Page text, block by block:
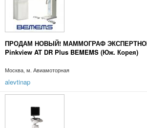
ПРОДАМ НОВЫЙ! МАММОГРАФ
Pinkview AT DR Plus BEMEMS (Юж. Корея)
Москва, м. Авиамоторная
alevtinap